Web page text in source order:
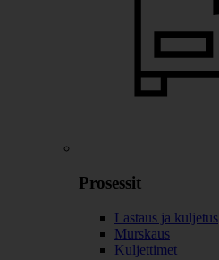
Prosessit
Lastaus ja kuljetus
Murskaus
Kuljettimet